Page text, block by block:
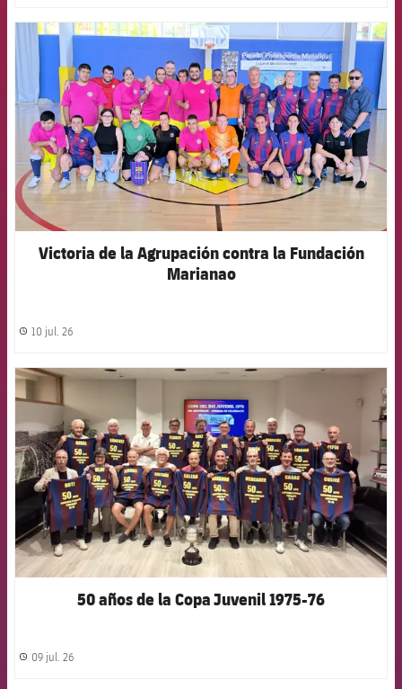
FCB Barcelona badge
Victoria de la Agrupación contra la Fundación
Marianao
label.share.clock
10 jul. 26
FCB Barcelona badge
50 años de la Copa Juvenil 1975-76
label.share.clock
09 jul. 26